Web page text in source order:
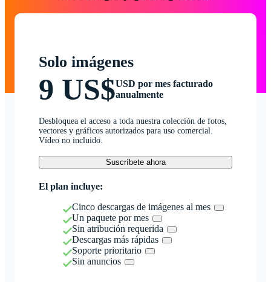
Solo imágenes
9 US$USD por mes facturado
anualmente
Desbloquea el acceso a toda nuestra colección de fotos,
vectores y gráficos autorizados para uso comercial.
Vídeo no incluido.
Suscríbete ahora
El plan incluye:
Cinco descargas de imágenes al mes
Un paquete por mes
Sin atribución requerida
Descargas más rápidas
Soporte prioritario
Sin anuncios